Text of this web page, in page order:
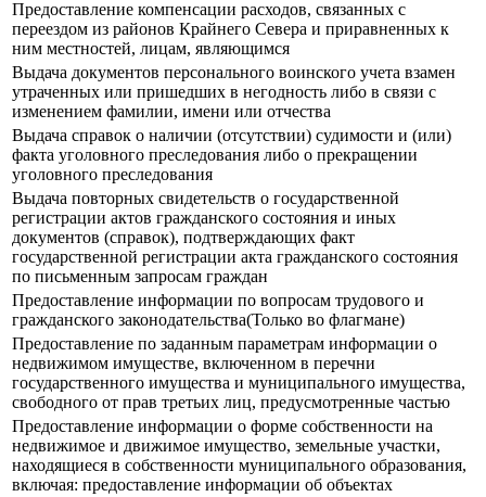
Предоставление компенсации расходов, связанных с
переездом из районов Крайнего Севера и приравненных к
ним местностей, лицам, являющимся
Выдача документов персонального воинского учета взамен
утраченных или пришедших в негодность либо в связи с
изменением фамилии, имени или отчества
Выдача справок о наличии (отсутствии) судимости и (или)
факта уголовного преследования либо о прекращении
уголовного преследования
Выдача повторных свидетельств о государственной
регистрации актов гражданского состояния и иных
документов (справок), подтверждающих факт
государственной регистрации акта гражданского состояния
по письменным запросам граждан
Предоставление информации по вопросам трудового и
гражданского законодательства(Только во флагмане)
Предоставление по заданным параметрам информации о
недвижимом имуществе, включенном в перечни
государственного имущества и муниципального имущества,
свободного от прав третьих лиц, предусмотренные частью
Предоставление информации о форме собственности на
недвижимое и движимое имущество, земельные участки,
находящиеся в собственности муниципального образования,
включая: предоставление информации об объектах